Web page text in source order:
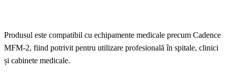
Produsul este compatibil cu echipamente medicale precum Cadence
MFM-2, fiind potrivit pentru utilizare profesională în spitale, clinici
și cabinete medicale.